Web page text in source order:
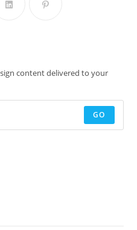
content delivered to your
GO